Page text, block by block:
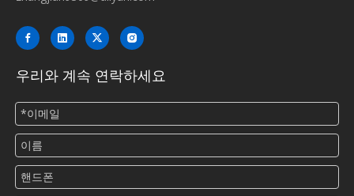
우리와 계속 연락하세요